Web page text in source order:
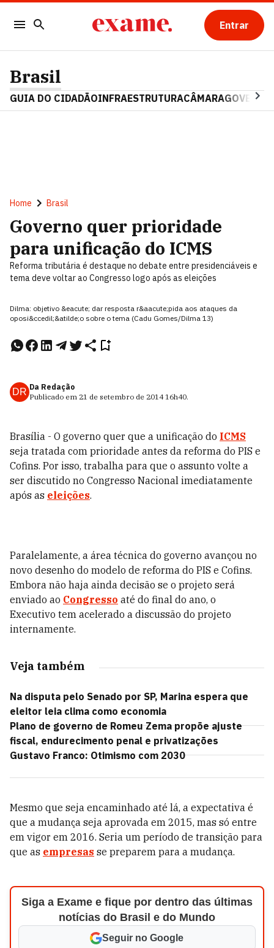
Entrar
Brasil
GUIA DO CIDADÃOINFRAESTRUTURACÂMARAGOVERNO
Home Brasil
Governo quer prioridade
para unificação do ICMS
Reforma tributária é destaque no debate entre presidenciáveis e
tema deve voltar ao Congresso logo após as eleições
Dilma: objetivo &eacute; dar resposta r&aacute;pida aos ataques da
oposi&ccedil;&atilde;o sobre o tema (Cadu Gomes/Dilma 13)
DR Da Redação
Publicado em 21 de setembro de 2014 16h40.
Brasília - O governo quer que a unificação do ICMS
seja tratada com prioridade antes da reforma do PIS e
Cofins. Por isso, trabalha para que o assunto volte a
ser discutido no Congresso Nacional imediatamente
após as eleições.
Paralelamente, a área técnica do governo avançou no
novo desenho do modelo de reforma do PIS e Cofins.
Embora não haja ainda decisão se o projeto será
enviado ao Congresso até do final do ano, o
Executivo tem acelerado a discussão do projeto
internamente.
Veja também
Na disputa pelo Senado por SP, Marina espera que
eleitor leia clima como economia
Plano de governo de Romeu Zema propõe ajuste
fiscal, endurecimento penal e privatizações
Gustavo Franco: Otimismo com 2030
Mesmo que seja encaminhado até lá, a expectativa é
que a mudança seja aprovada em 2015, mas só entre
em vigor em 2016. Seria um período de transição para
que as empresas se preparem para a mudança.
Siga a Exame e fique por dentro das últimas
notícias do Brasil e do Mundo
Seguir no Google